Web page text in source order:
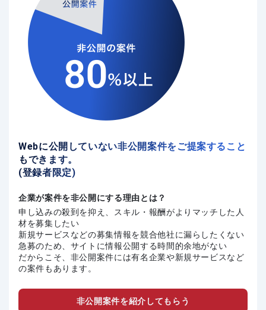
Webに公開していない非公開案件をご提案すること
もできます。
(登録者限定)
企業が案件を非公開にする理由とは？
申し込みの殺到を抑え、スキル・報酬がよりマッチした人
材を募集したい
新規サービスなどの募集情報を競合他社に漏らしたくない
急募のため、サイトに情報公開する時間的余地がない
だからこそ、非公開案件には有名企業や新規サービスなど
の案件もあります。
非公開案件を紹介してもらう